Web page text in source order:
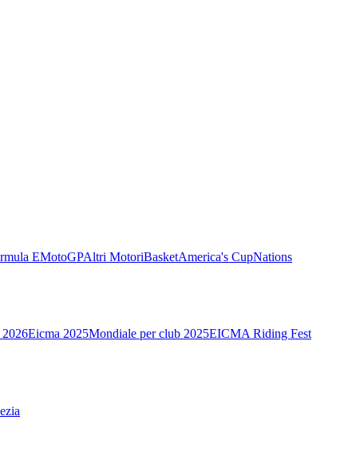
EMotoGPAltri MotoriBasketAmerica's CupNations
Eicma 2025Mondiale per club 2025EICMA Riding Fest